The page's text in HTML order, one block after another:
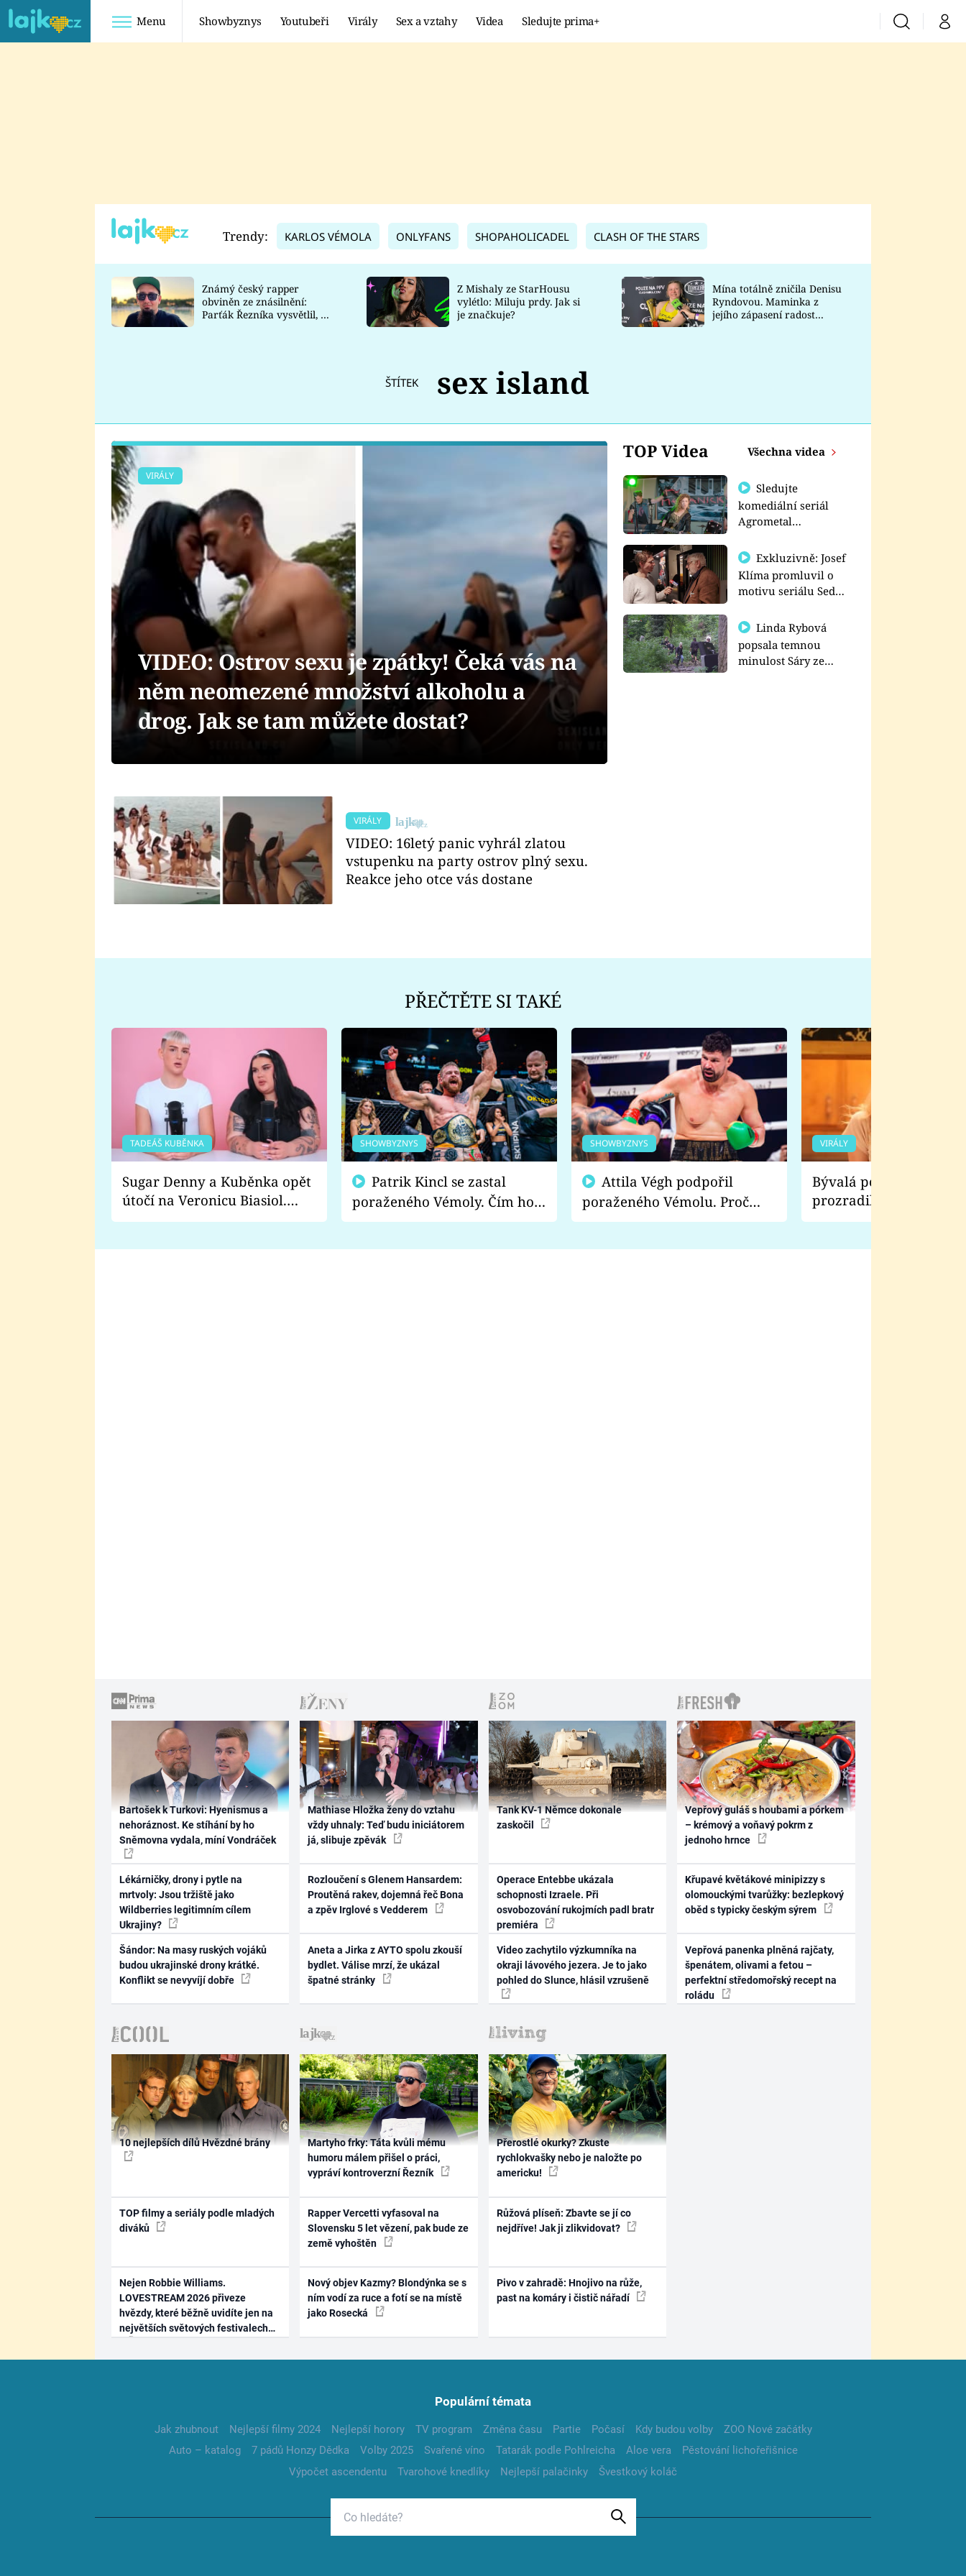
Menu Showbyznys Youtubeři Virály Sex a vztahy Videa Sledujte prima+ VyhledáváníMůj
TADEÁŠ KUBĚNKA
DATEL
Prima Lajk
Sledujte nás
Trendy: KARLOS VÉMOLA ONLYFANS SHOPAHOLICADEL CLASH OF THE STARS
Známý český rapper
obviněn ze znásilnění:
Parťák Řezníka vysvětlil, co
Z Mishaly ze StarHousu
vylétlo: Miluju prdy. Jak si
je značkuje?
Mína totálně zničila Denisu
Ryndovou. Maminka z
jejího zápasení radost
ŠTÍTEK sex island
TOP Videa Všechna videa
Sledujte
komediální seriál
Agrometal
prima+
Exkluzivně: Josef
Klíma promluvil o
motivu seriálu Sedm
Linda Rybová
popsala temnou
minulost Sáry ze
VIRÁLY
VIDEO: Ostrov sexu je zpátky! Čeká vás na
něm neomezené množství alkoholu a
drog. Jak se tam můžete dostat?
VIRÁLY
VIDEO: 16letý panic vyhrál zlatou
vstupenku na party ostrov plný sexu.
Reakce jeho otce vás dostane
PŘEČTĚTE SI TAKÉ
TADEÁŠ KUBĚNKA
Sugar Denny a Kuběnka opět
útočí na Veronicu Biasiol.
Proč je podle nich falešná a
SHOWBYZNYS
poraženého Vémoly. Čím ho
fanoušci naštvali?
SHOWBYZNYS
poraženého Vémolu. Proč
chce raději zápasit s ním než
VIRÁLY
Bývalá pornoherečka
prozradila, co ji
natáčení Euforie.
Bartošek k Turkovi: Hyenismus a
nehoráznost. Ke stíhání by ho
Sněmovna vydala, míní Vondráček
Lékárničky, drony i pytle na
mrtvoly: Jsou tržiště jako
Wildberries legitimním cílem
Ukrajiny?
Šándor: Na masy ruských vojáků
budou ukrajinské drony krátké.
Konflikt se nevyvíjí dobře
Mathiase Hložka ženy do vztahu
vždy uhnaly: Teď budu iniciátorem
já, slibuje zpěvák
Rozloučení s Glenem Hansardem:
Proutěná rakev, dojemná řeč Bona
a zpěv Irglové s Vedderem
Aneta a Jirka z AYTO spolu zkouší
bydlet. Válise mrzí, že ukázal
špatné stránky
Tank KV-1 Němce dokonale
zaskočil
Operace Entebbe ukázala
schopnosti Izraele. Při
osvobozování rukojmích padl bratr
premiéra
Video zachytilo výzkumníka na
okraji lávového jezera. Je to jako
pohled do Slunce, hlásil vzrušeně
Vepřový guláš s houbami a pórkem
– krémový a voňavý pokrm z
jednoho hrnce
Křupavé květákové minipizzy s
olomouckými tvarůžky: bezlepkový
oběd s typicky českým sýrem
Vepřová panenka plněná rajčaty,
špenátem, olivami a fetou –
perfektní středomořský recept na
roládu
10 nejlepších dílů Hvězdné brány
TOP filmy a seriály podle mladých
diváků
Nejen Robbie Williams.
LOVESTREAM 2026 přiveze
hvězdy, které běžně uvidíte jen na
největších světových festivalech
Martyho frky: Táta kvůli mému
humoru málem přišel o práci,
vypráví kontroverzní Řezník
Rapper Vercetti vyfasoval na
Slovensku 5 let vězení, pak bude ze
země vyhoštěn
Nový objev Kazmy? Blondýnka se s
ním vodí za ruce a fotí se na místě
jako Rosecká
Přerostlé okurky? Zkuste
rychlokvašky nebo je naložte po
americku!
Růžová plíseň: Zbavte se jí co
nejdříve! Jak ji zlikvidovat?
Pivo v zahradě: Hnojivo na růže,
past na komáry i čistič nářadí
Populární témata
Jak zhubnout Nejlepší filmy 2024 Nejlepší horory TV program Změna času Partie Počasí Kdy budou volby
ZOO Nové začátky
Auto – katalog
7 pádů Honzy Dědka Volby 2025 Svařené víno Tatarák podle Pohlreicha Aloe vera
Pěstování lichořeřišnice
Výpočet ascendentu
Tvarohové knedlíky Nejlepší palačinky Švestkový koláč